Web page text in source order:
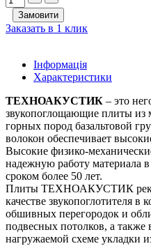
Заказать в 1 клик
Інформація
Характеристики
ТЕХНОАКУСТИК – это
звукопоглощающие плиты из
горных пород базальтовой
волокон обеспечивает
Высокие физико-
надежную работу материала
сроком более 50 лет.
Плиты ТЕХНОАКУСТИК
качестве звукопоглотителя в
обшивных перегородок и
подвесных потолков, а также
нагружаемой схеме укладки